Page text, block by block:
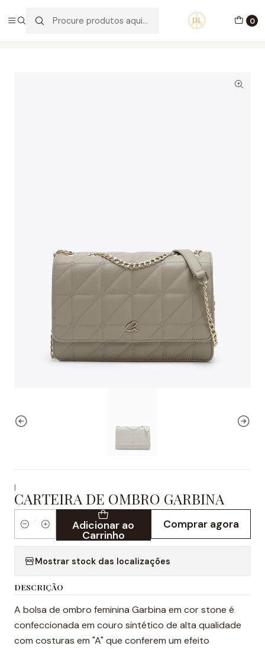
0
PORTES GRÁTIS ACIMA DE 70€ PORTUGAL CONTINENTAL
|
CARTEIRA DE OMBRO GARBINA
Quantidade Adicionar ao
Carrinho
Comprar agora
Mostrar stock das localizações
DESCRIÇÃO
A bolsa de ombro feminina Garbina em cor stone é
confeccionada em couro sintético de alta qualidade
com costuras em "A" que conferem um efeito